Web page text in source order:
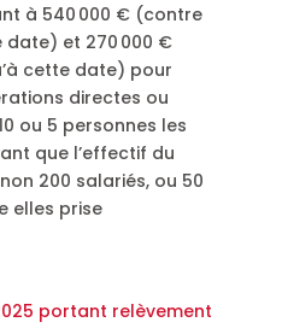
à 540 000 € (contre
date) et 270 000 €
cette date) pour
directes ou
ou 5 personnes les
que l’effectif du
200 salariés, ou 50
elles prise
portant relèvement